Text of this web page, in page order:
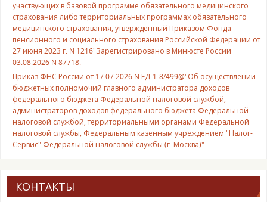
участвующих в базовой программе обязательного медицинского
страхования либо территориальных программах обязательного
медицинского страхования, утвержденный Приказом Фонда
пенсионного и социального страхования Российской Федерации от
27 июня 2023 г. N 1216"Зарегистрировано в Минюсте России
03.08.2026 N 87718.
Приказ ФНС России от 17.07.2026 N ЕД-1-8/499@"Об осуществлении
бюджетных полномочий главного администратора доходов
федерального бюджета Федеральной налоговой службой,
администраторов доходов федерального бюджета Федеральной
налоговой службой, территориальными органами Федеральной
налоговой службы, Федеральным казенным учреждением "Налог-
Сервис" Федеральной налоговой службы (г. Москва)"
КОНТАКТЫ